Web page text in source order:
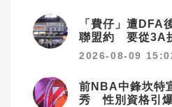
「費仔」遭
聯盟約 要從3A
2026-08-09
前NBA中鋒坎特
秀 性別資格引